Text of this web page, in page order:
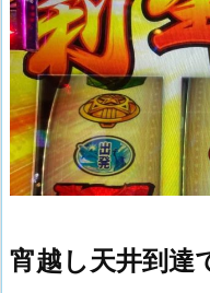
宵越し天井到達